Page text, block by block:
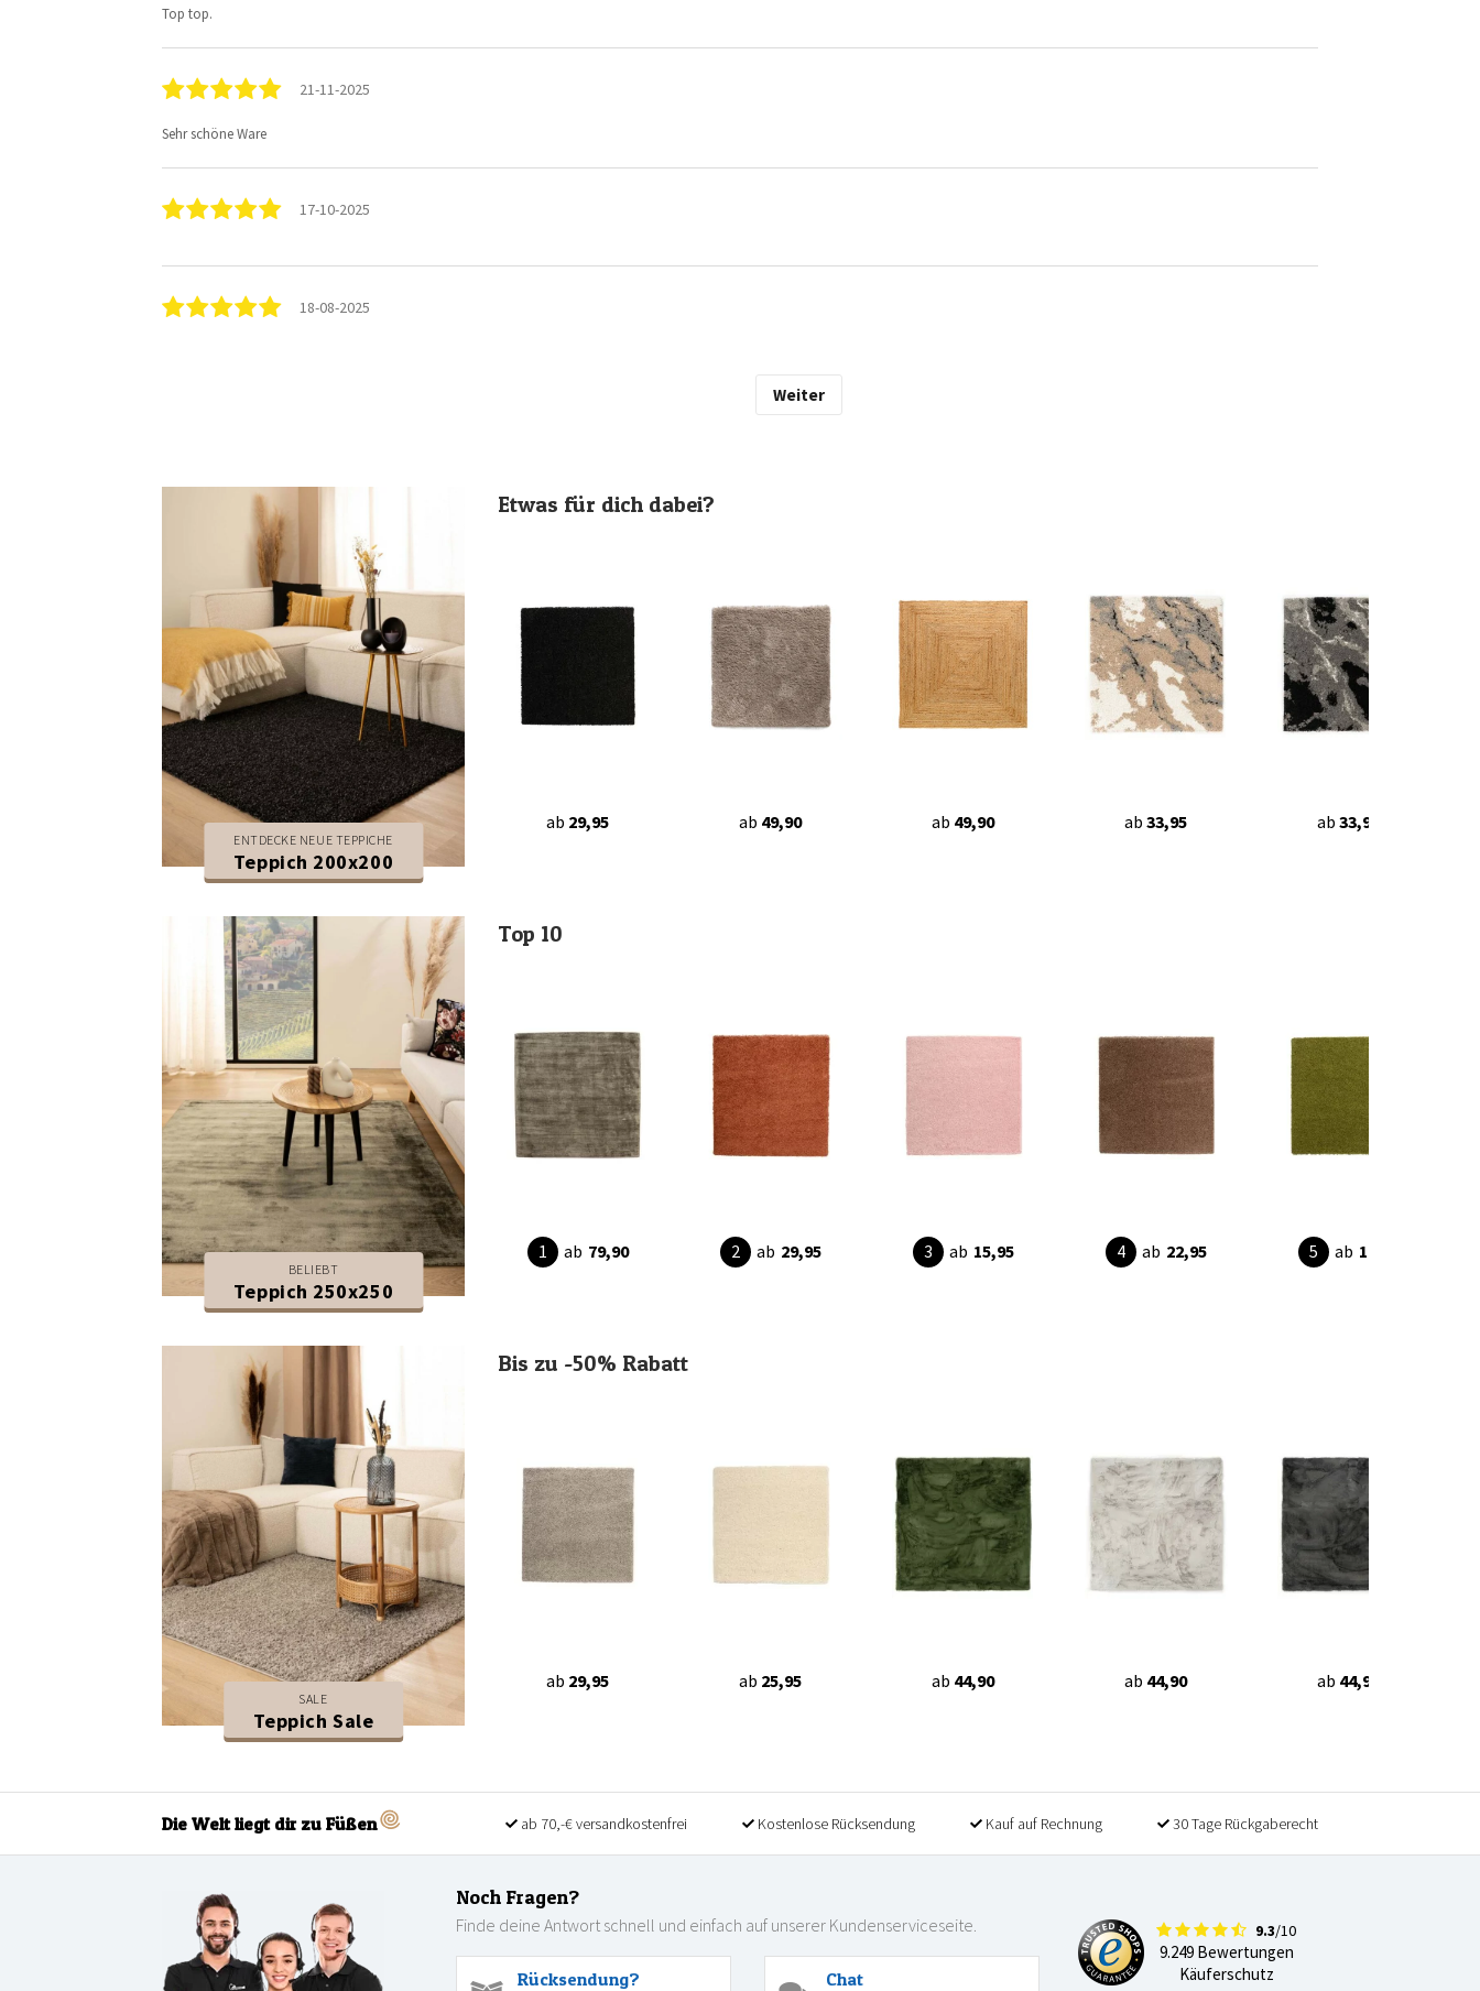
Top top.
21-11-2025
Sehr schöne Ware
17-10-2025
18-08-2025
Weiter
ENTDECKE NEUE TEPPICHE
Teppich 200x200
Etwas für dich dabei?
ab 29,95 ab 49,90 ab 49,90 ab 33,95 ab 33,95
BELIEBT
Teppich 250x250
Top 10
ab 79,90 ab 29,95 ab 15,95 ab 22,95 ab 19,95
SALE
Teppich Sale
Bis zu -50% Rabatt
ab 29,95 ab 25,95 ab 44,90 ab 44,90 ab 44,90
Die Welt liegt dir zu Füßen ab 70,-€ versandkostenfrei Kostenlose Rücksendung Kauf auf Rechnung 30 Tage Rückgaberecht
Noch Fragen?
Finde deine Antwort schnell und einfach auf unserer Kundenserviceseite.
Rücksendung? Chat
9.3/10
9.249 Bewertungen
Käuferschutz